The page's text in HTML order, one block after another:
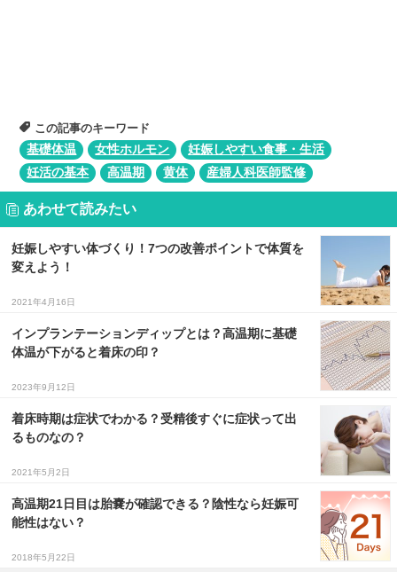
この記事のキーワード
基礎体温
女性ホルモン
妊娠しやすい食事・生活
妊活の基本
高温期 黄体 産婦人科医師監修
あわせて読みたい
妊娠しやすい体づくり！7つの改善ポイントで体質を
変えよう！
2021年4月16日
インプランテーションディップとは？高温期に基礎
体温が下がると着床の印？
2023年9月12日
着床時期は症状でわかる？受精後すぐに症状って出
るものなの？
2021年5月2日
高温期21日目は胎嚢が確認できる？陰性なら妊娠可
能性はない？
2018年5月22日